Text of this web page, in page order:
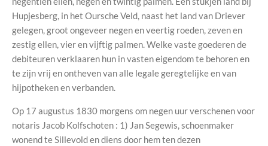
Hupjesberg, in het Oursche Veld, naast het land van Driever
gelegen, groot ongeveer negen en veertig roeden, zeven en
zestig ellen, vier en vijftig palmen. Welke vaste goederen de
debiteuren verklaaren hun in vasten eigendom te behoren en
te zijn vrij en ontheven van alle legale geregtelijke en van
hijpotheken en verbanden.
Op 17 augustus 1830 morgens om negen uur verschenen voor
notaris Jacob Kolfschoten : 1) Jan Segewis, schoenmaker
wonend te Sillevold en diens door hem ten dezen